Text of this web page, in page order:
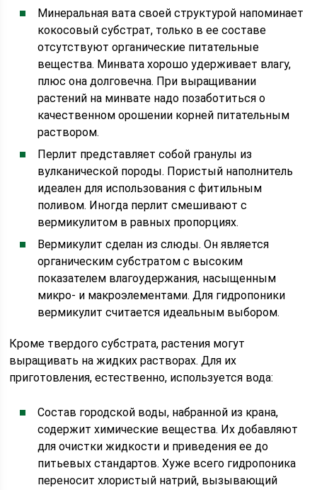
Минеральная вата своей структурой напоминает
кокосовый субстрат, только в ее составе
отсутствуют органические питательные
вещества. Минвата хорошо удерживает влагу,
плюс она долговечна. При выращивании
растений на минвате надо позаботиться о
качественном орошении корней питательным
раствором.
Перлит представляет собой гранулы из
вулканической породы. Пористый наполнитель
идеален для использования с фитильным
поливом. Иногда перлит смешивают с
вермикулитом в равных пропорциях.
Вермикулит сделан из слюды. Он является
органическим субстратом с высоким
показателем влагоудержания, насыщенным
микро- и макроэлементами. Для гидропоники
вермикулит считается идеальным выбором.
Кроме твердого субстрата, растения могут
выращивать на жидких растворах. Для их
приготовления, естественно, используется вода:
Состав городской воды, набранной из крана,
содержит химические вещества. Их добавляют
для очистки жидкости и приведения ее до
питьевых стандартов. Хуже всего гидропоника
переносит хлористый натрий, вызывающий